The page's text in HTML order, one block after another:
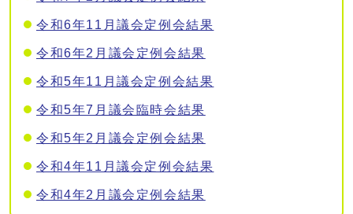
令和6年11月議会定例会結果
令和6年2月議会定例会結果
令和5年11月議会定例会結果
令和5年7月議会臨時会結果
令和5年2月議会定例会結果
令和4年11月議会定例会結果
令和4年2月議会定例会結果